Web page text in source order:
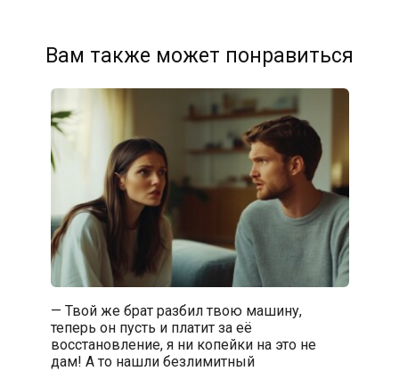
Вам также может понравиться
— Твой же брат разбил твою машину,
теперь он пусть и платит за её
восстановление, я ни копейки на это не
дам! А то нашли безлимитный